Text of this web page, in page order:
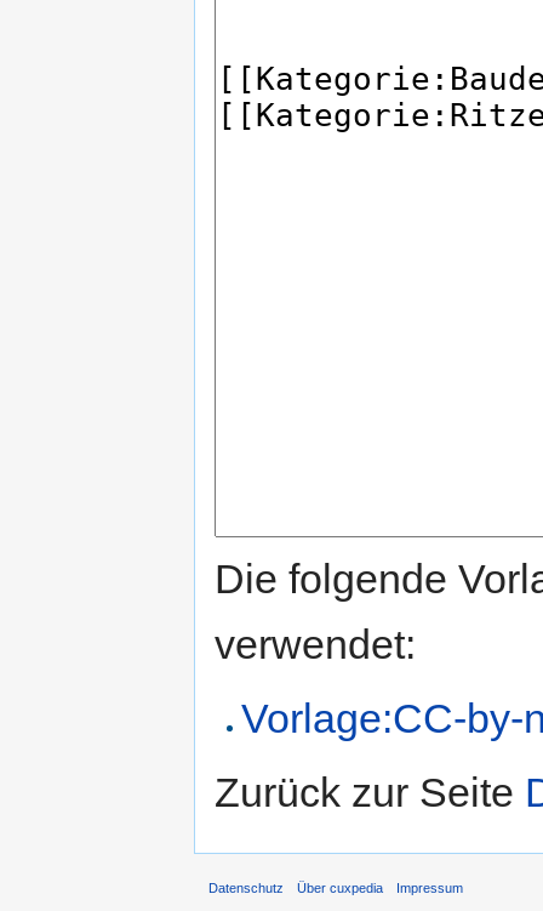
Die folgende
verwendet:
Vorlage:CC-by-
Zurück zur Seite
Datenschutz Über cuxpedia Impressum